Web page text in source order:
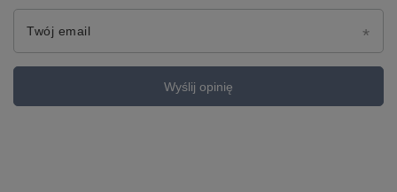
Twój email
Wyślij opinię